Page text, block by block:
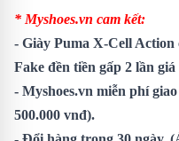
* Myshoes.vn cam kết:
- Giày Puma X-Cell Action
Fake đền tiền gấp 2 lần giá
- Myshoes.vn miễn phí
500.000 vnđ).